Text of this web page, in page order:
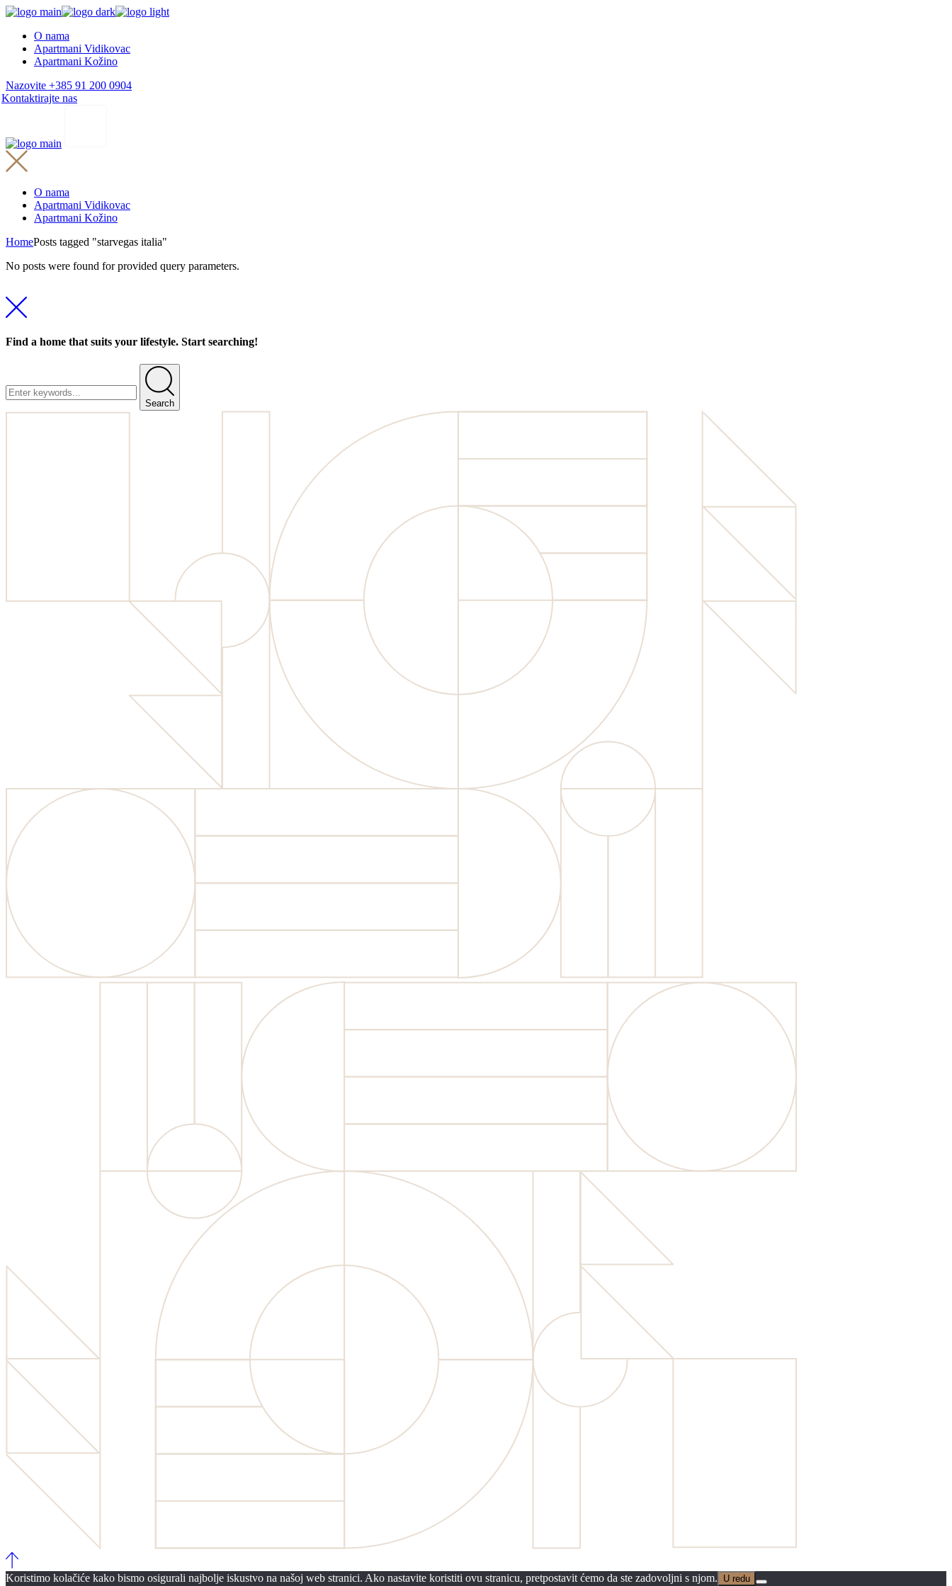
Skip
content
O nama
Apartmani Vidikovac
Apartmani Kožino
Nazovite +385 91 200 0904
Kontaktirajte nas
O nama
Apartmani Vidikovac
Apartmani Kožino
HomePosts tagged "starvegas italia"
No posts were found for provided query parameters.
Find a home that suits your lifestyle. Start searching!
Search
Koristimo kolačiće kako bismo osigurali najbolje iskustvo na našoj web stranici. Ako nastavite koristiti ovu stranicu, pretpostavit ćemo da ste zadovoljni s njom. U redu